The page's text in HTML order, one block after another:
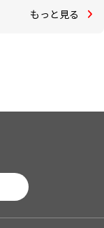
もっと見る